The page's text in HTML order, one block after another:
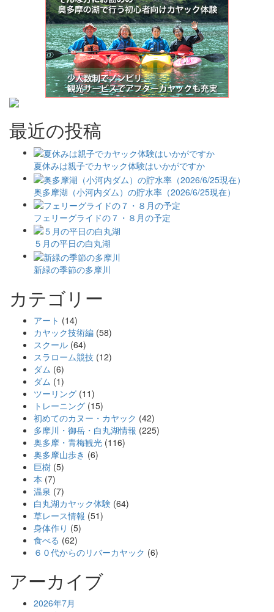
最近の投稿
夏休みは親子でカヤック体験はいかがですか
奥多摩湖（小河内ダム）の貯水率（2026/6/25現在）
フェリーグライドの７・８月の予定
５月の平日の白丸湖
新緑の季節の多摩川
カテゴリー
アート (14)
カヤック技術編 (58)
スクール (64)
スラローム競技 (12)
ダム (6)
ダム (1)
ツーリング (11)
トレーニング (15)
初めてのカヌー・カヤック (42)
多摩川・御岳・白丸湖情報 (225)
奥多摩・青梅観光 (116)
奥多摩山歩き (6)
巨樹 (5)
本 (7)
温泉 (7)
白丸湖カヤック体験 (64)
草レース情報 (51)
身体作り (5)
食べる (62)
６０代からのリバーカヤック (6)
アーカイブ
2026年7月